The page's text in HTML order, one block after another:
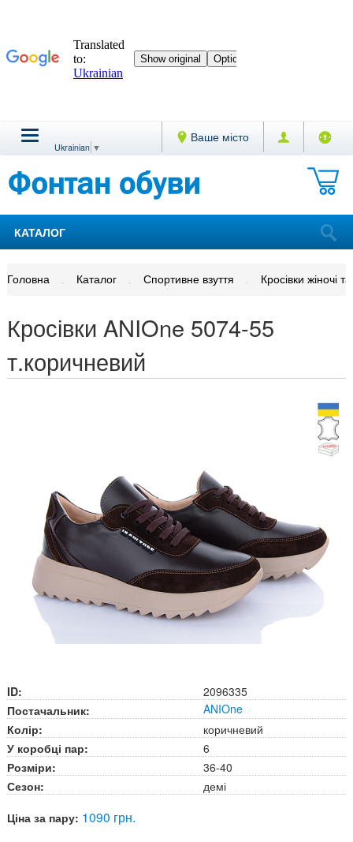
Ваше місто
Ukrainian ▼
КАТАЛОГ
Головна Каталог Спортивне взуття Кросівки жіночі та
Кросівки ANIOne 5074-55
т.коричневий
ID:
2096335
Постачальник:
ANIOne
Колір:
коричневий
У коробці пар:
6
Розміри:
36-40
Сезон:
демі
Ціна за пару: 1090 грн.